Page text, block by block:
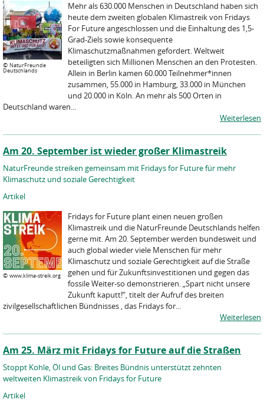
© NaturFreunde
Deutschlands
Mehr als 630.000 Menschen in Deutschland haben sich
heute dem zweiten globalen Klimastreik von Fridays
For Future angeschlossen und die Einhaltung des 1,5-
Grad-Ziels sowie konsequente
Klimaschutzmaßnahmen gefordert. Weltweit
beteiligten sich Millionen Menschen an den Protesten.
Allein in Berlin kamen 60.000 Teilnehmer*innen
zusammen, 55.000 in Hamburg, 33.000 in München
und 20.000 in Köln. An mehr als 500 Orten in
Deutschland waren...
Weiterlesen
Am 20. September ist wieder großer Klimastreik
NaturFreunde streiken gemeinsam mit Fridays for Future für mehr
Klimaschutz und soziale Gerechtigkeit
Artikel
© www.klima-streik.org
Fridays for Future plant einen neuen großen
Klimastreik und die NaturFreunde Deutschlands helfen
gerne mit. Am 20. September werden bundesweit und
auch global wieder viele Menschen für mehr
Klimaschutz und soziale Gerechtigkeit auf die Straße
gehen und für Zukunftsinvestitionen und gegen das
fossile Weiter-so demonstrieren. „Spart nicht unsere
Zukunft kaputt!“, titelt der Aufruf des breiten
zivilgesellschaftlichen Bündnisses , das Fridays for...
Weiterlesen
Am 25. März mit Fridays for Future auf die Straßen
Stoppt Kohle, Öl und Gas: Breites Bündnis unterstützt zehnten
weltweiten Klimastreik von Fridays for Future
Artikel